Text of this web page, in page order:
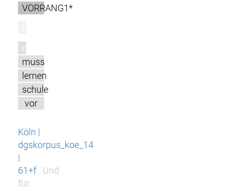
VORRANG1*
m
muss
lernen
schule
vor
Köln |
dgskorpus_koe_14
|
61+f
Und
für